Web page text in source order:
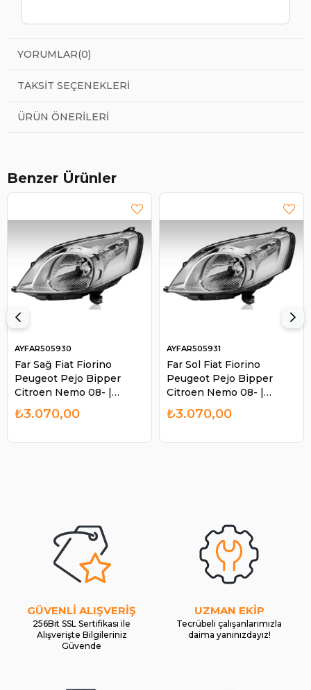
YORUMLAR(0)
TAKSIT SEÇENEKLERI
ÜRÜN ÖNERILERI
Benzer Ürünler
Far Sağ Fiat Fiorino
Peugeot Pejo Bipper
Citroen Nemo 08- |
AYFAR 505930
AYFAR505930
₺3.070,00
Far Sol Fiat Fiorino
Peugeot Pejo Bipper
Citroen Nemo 08- |
AYFAR 505931
AYFAR505931
₺3.070,00
GÜVENLİ ALIŞVERİŞ
256Bit SSL Sertifikası ile
Alışverişte Bilgileriniz
Güvende
UZMAN EKİP
Tecrübeli çalışanlarımızla
daima yanınızdayız!